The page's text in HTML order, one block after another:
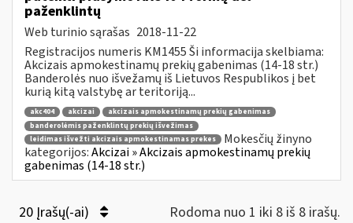
paženklintų
Web turinio sąrašas 2018-11-22
Registracijos numeris KM1455 Ši informacija skelbiama:
Akcizais apmokestinamų prekių gabenimas (14-18 str.)
Banderolės nuo išvežamų iš Lietuvos Respublikos į bet
kurią kitą valstybę ar teritoriją...
akc404 akcizai
akcizais apmokestinamų prekių gabenimas
banderolėmis paženklintų prekių išvežimas
leidimas išvežti akcizais apmokestinamas prekes
Mokesčių žinyno
kategorijos:Akcizai » Akcizais apmokestinamų prekių
gabenimas (14-18 str.)
20 Įrašų(-ai) Rodoma nuo 1 iki 8 iš 8 irašų.